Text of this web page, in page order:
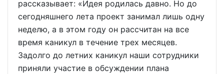
рассказывает: «Идея родилась давно. Но до
сегодняшнего лета проект занимал лишь одну
неделю, а в этом году он рассчитан на все
время каникул в течение трех месяцев.
Задолго до летних каникул наши сотрудники
приняли участие в обсуждении плана